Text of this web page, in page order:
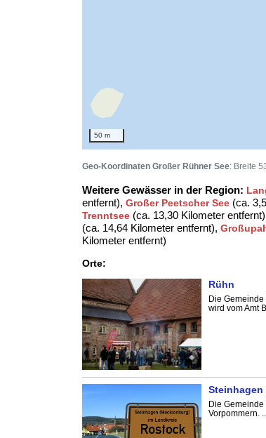
50 m
Geo-Koordinaten Großer Rühner See: Breite
Weitere Gewässer in der Region:
entfernt), Großer Peetscher See (ca.
Trenntsee (ca. 13,30 Kilometer
(ca. 14,64 Kilometer entfernt),
Kilometer entfernt)
Orte:
Rühn
Die
wird vom Amt
Steinhagen
Die
Vorpommern.